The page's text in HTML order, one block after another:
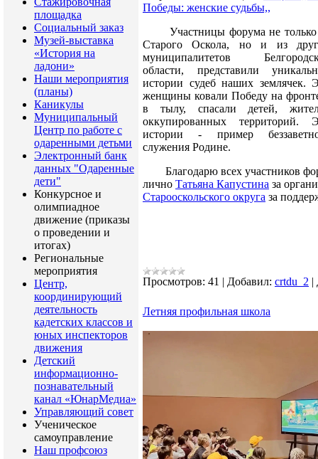
площадка
Социальный заказ
Музей-выставка
«История на
ладони»
Наши мероприятия
(планы)
Каникулы
Муниципальный
Центр по работе с
одаренными детьми
Электронный банк
данных "Одаренные
дети"
Конкурсное и
олимпиадное
движение (приказы
о проведении и
итогах)
Региональные
мероприятия
Центр,
координирующий
деятельность
кадетских классов и
юных инспекторов
движения
Детский
информационно-
познавательный
канал «ЮнарМедиа»
Управляющий совет
Ученическое
самоуправление
Наш профсоюз
Победы: женские судьбы,,
Участницы форума не только
Старого Оскола, но и из
муниципалитетов
области, представили
истории судеб наших землячек.
женщины ковали Победу на
в тылу, спасали детей,
оккупированных территорий.
истории - пример
служения Родине.
Благодарю всех участников
лично Татьяна Капустина за
Старооскольского округа за
Просмотров: 41 | Добавил: crtdu_2 |
Летняя профильная школа